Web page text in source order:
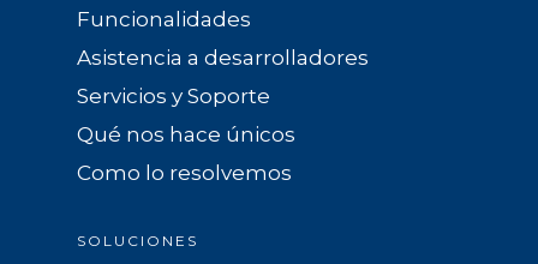
Funcionalidades
Asistencia a desarrolladores
Servicios y Soporte
Qué nos hace únicos
Como lo resolvemos
SOLUCIONES